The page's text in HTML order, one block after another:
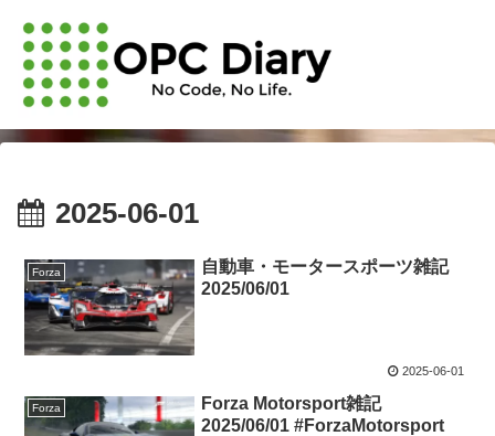
2025-06-01
Forza
自動車・モータースポーツ雑記
2025/06/01
2025-06-01
Forza
Forza Motorsport雑記
2025/06/01 #ForzaMotorsport